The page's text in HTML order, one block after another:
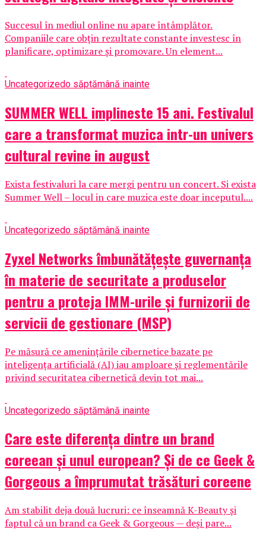
Succesul în mediul online nu apare întâmplător.
Companiile care obțin rezultate constante investesc în
planificare, optimizare și promovare. Un element...
Uncategorizedo săptămână inainte
SUMMER WELL implineste 15 ani. Festivalul
care a transformat muzica intr-un univers
cultural revine in august
Exista festivaluri la care mergi pentru un concert. Si exista
Summer Well – locul in care muzica este doar inceputul....
Uncategorizedo săptămână inainte
Zyxel Networks îmbunătățește guvernanța
în materie de securitate a produselor
pentru a proteja IMM-urile și furnizorii de
servicii de gestionare (MSP)
Pe măsură ce amenințările cibernetice bazate pe
inteligența artificială (AI) iau amploare și reglementările
privind securitatea cibernetică devin tot mai...
Uncategorizedo săptămână inainte
Care este diferența dintre un brand
coreean și unul european? Și de ce Geek &
Gorgeous a împrumutat trăsături coreene
Am stabilit deja două lucruri: ce înseamnă K-Beauty și
faptul că un brand ca Geek & Gorgeous — deși pare...